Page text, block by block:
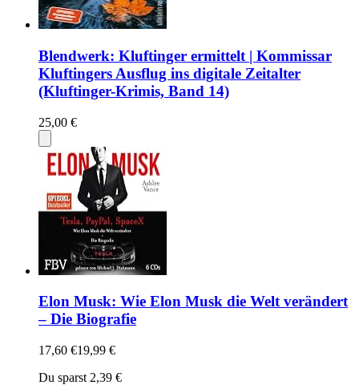
Blendwerk: Kluftinger ermittelt | Kommissar
Kluftingers Ausflug ins digitale Zeitalter
(Kluftinger-Krimis, Band 14)
25,00 €
Elon Musk: Wie Elon Musk die Welt verändert
– Die Biografie
17,60 €19,99 €
Du sparst 2,39 €